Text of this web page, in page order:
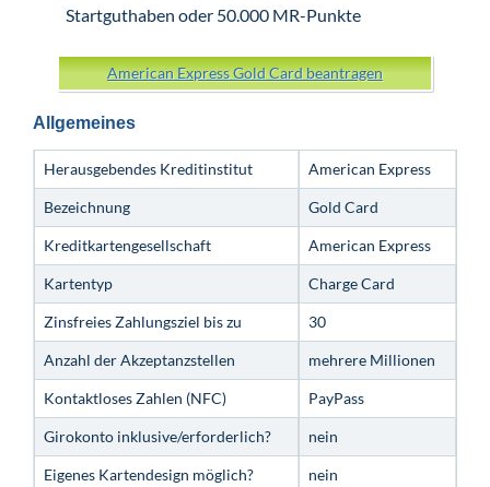
Startguthaben oder 50.000 MR-Punkte
American Express Gold Card beantragen
Allgemeines
Herausgebendes Kreditinstitut American Express
Bezeichnung Gold Card
Kreditkartengesellschaft American Express
Kartentyp Charge Card
Zinsfreies Zahlungsziel bis zu 30
Anzahl der Akzeptanzstellen mehrere Millionen
Kontaktloses Zahlen (NFC) PayPass
Girokonto inklusive/erforderlich? nein
Eigenes Kartendesign möglich? nein